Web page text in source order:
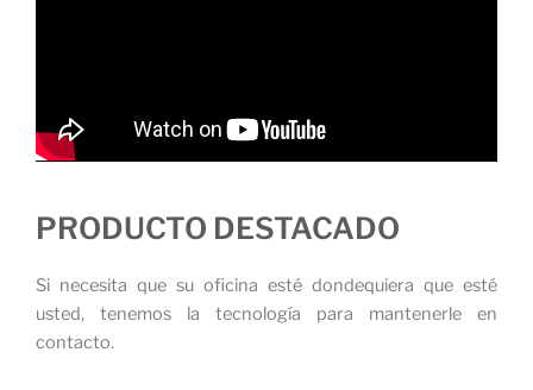
PRODUCTO DESTACADO
Si necesita que su oficina esté dondequiera que esté
usted, tenemos la tecnología para mantenerle en
contacto.